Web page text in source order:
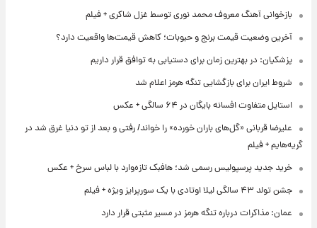
بازخوانی آهنگ معروف محمد نوری توسط غزل شاکری + فیلم
آخرین وضعیت قیمت برنج و حبوبات؛ کاهش قیمت‌ها واقعیت دارد؟
پزشکیان: در بهترین زمان برای دستیابی به توافق قرار داریم
شروط ایران برای بازگشایی تنگه هرمز اعلام شد
استایل متفاوت افسانه بایگان در ۶۴ سالگی + عکس
علیرضا قربانی «گل‌های باران خورده» را خواند/ رفتی و بعد از تو دنیا غرق شد در
گریه‌هایم + فیلم
خرید جدید پرسپولیس رسمی شد؛ هافبک تازه‌وارد با لباس سرخ + عکس
جشن تولد ۴۳ سالگی لیلا اوتادی با یک سورپرایز ویژه + فیلم
عمان: مذاکرات درباره تنگه هرمز در مسیر مثبتی قرار دارد